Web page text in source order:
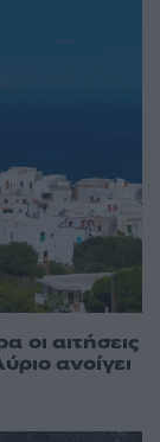
οι αιτήσεις
ανοίγει